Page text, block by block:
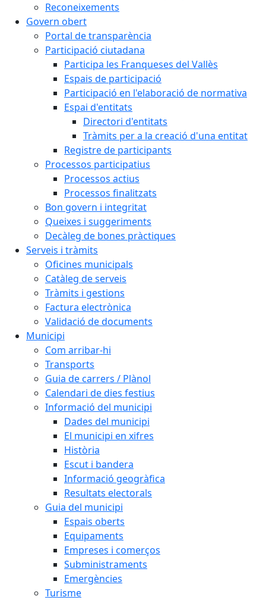
Reconeixements
Govern obert
Portal de transparència
Participació ciutadana
Participa les Franqueses del Vallès
Espais de participació
Participació en l'elaboració de normativa
Espai d'entitats
Directori d'entitats
Tràmits per a la creació d'una entitat
Registre de participants
Processos participatius
Processos actius
Processos finalitzats
Bon govern i integritat
Queixes i suggeriments
Decàleg de bones pràctiques
Serveis i tràmits
Oficines municipals
Catàleg de serveis
Tràmits i gestions
Factura electrònica
Validació de documents
Municipi
Com arribar-hi
Transports
Guia de carrers / Plànol
Calendari de dies festius
Informació del municipi
Dades del municipi
El municipi en xifres
Història
Escut i bandera
Informació geogràfica
Resultats electorals
Guia del municipi
Espais oberts
Equipaments
Empreses i comerços
Subministraments
Emergències
Turisme